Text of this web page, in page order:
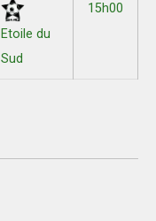
Etoile du
Sud
15h00